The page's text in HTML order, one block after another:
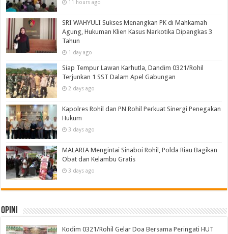
11 hours ago
SRI WAHYULI Sukses Menangkan PK di Mahkamah
Agung, Hukuman Klien Kasus Narkotika Dipangkas 3
Tahun
1 day ago
Siap Tempur Lawan Karhutla, Dandim 0321/Rohil
Terjunkan 1 SST Dalam Apel Gabungan
2 days ago
Kapolres Rohil dan PN Rohil Perkuat Sinergi Penegakan
Hukum
3 days ago
MALARIA Mengintai Sinaboi Rohil, Polda Riau Bagikan
Obat dan Kelambu Gratis
3 days ago
Opini
Kodim 0321/Rohil Gelar Doa Bersama Peringati HUT